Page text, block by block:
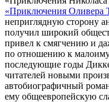
«Приключения Оливера
неприглядную сторону
получил широкий
привел к смягчению и
по отношению к
последующие годы
читателей новыми
автобиографичный
ему общеевропейскую